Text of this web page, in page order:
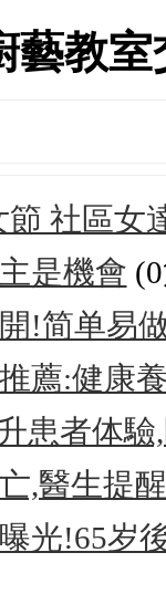
藝教
社區女
是機會
!简单易
薦:健康
患者体
,醫生提
光!65岁